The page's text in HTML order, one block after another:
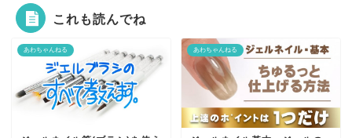
これも読んでね
あわちゃんねる あわちゃんねる